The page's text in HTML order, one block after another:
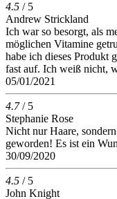
4.5 / 5
Andrew Strickland
Ich war so besorgt, als
möglichen Vitamine
habe ich dieses Produkt
fast auf. Ich weiß nicht,
05/01/2021
4.7/ 5
Stephanie Rose
Nicht nur Haare,
geworden! Es ist ein
30/09/2020
4.5 / 5
John Knight